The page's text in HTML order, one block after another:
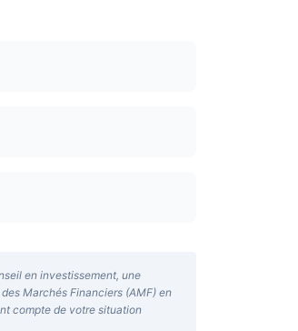
en investissement, une
Marchés Financiers (AMF) en
compte de votre situation